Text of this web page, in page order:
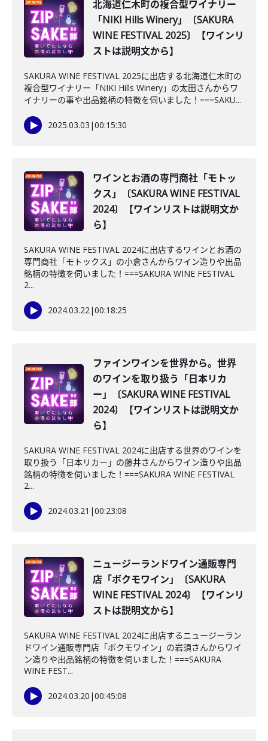
北海道仁木町の複合型ワイナリー
「NIKI Hills Winery」〔SAKURA
WINE FESTIVAL 2025〕【ワインリ
ストは説明文から】
SAKURA WINE FESTIVAL 2025に出店する北海道仁木町の
複合型ワイナリー「NIKI Hills Winery」の太田さんからワ
イナリーの事や出品銘柄の特徴を伺いました！===SAKU...
2025.03.03 |00:15:30
ワインとお酒の専門商社「モトッ
クス」〔SAKURA WINE FESTIVAL
2024〕【ワインリストは説明文か
ら】
SAKURA WINE FESTIVAL 2024に出店するワインとお酒の
専門商社「モトックス」の小倉さんからワイン造りや出品
銘柄の特徴を伺いました！===SAKURA WINE FESTIVAL
2...
2024.03.22|00:18:25
ファインワインを世界から。世界
のワインを取り扱う「日本リカ
ー」〔SAKURA WINE FESTIVAL
2024〕【ワインリストは説明文か
ら】
SAKURA WINE FESTIVAL 2024に出店する世界のワインを
取り扱う「日本リカー」の藤井さんからワイン造りや出品
銘柄の特徴を伺いました！===SAKURA WINE FESTIVAL
2...
2024.03.21 |00:23:08
ニュージーランドワイン通販専門
店「ボクモワイン」〔SAKURA
WINE FESTIVAL 2024〕【ワインリ
ストは説明文から】
SAKURA WINE FESTIVAL 2024に出店するニュージーラン
ドワイン通販専門店「ボクモワイン」の岩須さんからワイ
ン造りや出品銘柄の特徴を伺いました！===SAKURA
WINE FEST...
2024.03.20 |00:45:08